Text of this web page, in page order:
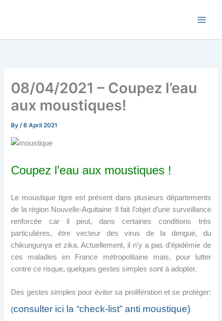
08/04/2021 – Coupez l’eau
aux moustiques!
By/8 April 2021
Coupez l’eau aux moustiques !
Le moustique tigre est présent dans plusieurs départements
de la région Nouvelle-Aquitaine Il fait l’objet d’une surveillance
renforcée car il peut, dans certaines conditions très
particulières, être vecteur des virus de la dengue, du
chikungunya et zika. Actuellement, il n’y a pas d’épidémie de
ces maladies en France métropolitaine mais, pour lutter
contre ce risque, quelques gestes simples sont à adopter.
Des gestes simples pour éviter sa prolifération et se protéger:
(consulter ici la “check-list” anti moustique)